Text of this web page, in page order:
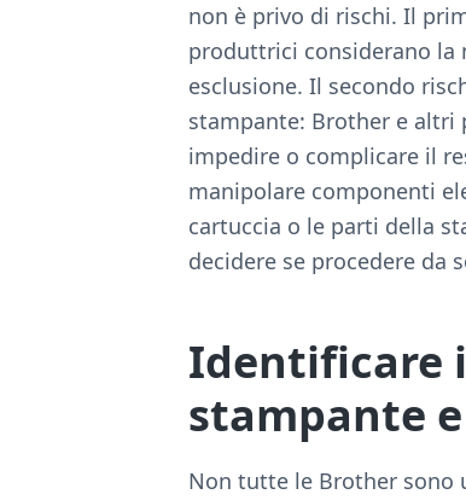
non è privo di rischi. Il
produttrici considerano la
esclusione. Il secondo
stampante: Brother e
impedire o complicare il
manipolare componenti
cartuccia o le parti della
decidere se procedere da
Identificare
stampante
Non tutte le Brother sono